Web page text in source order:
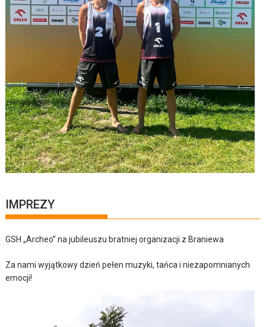
IMPREZY
GSH „Archeo” na jubileuszu bratniej organizacji z Braniewa
Za nami wyjątkowy dzień pełen muzyki, tańca i niezapomnianych
emocji!